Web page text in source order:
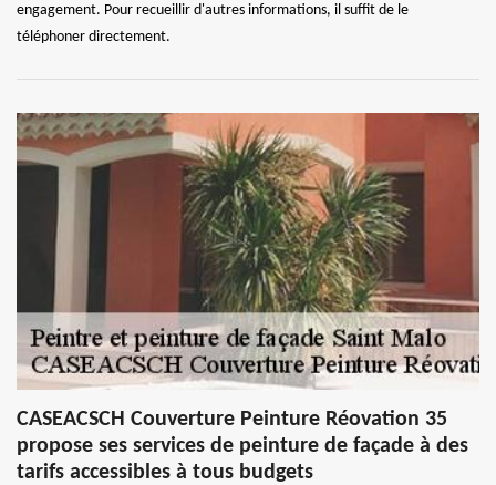
engagement. Pour recueillir d'autres informations, il suffit de le
téléphoner directement.
CASEACSCH Couverture Peinture Réovation 35
propose ses services de peinture de façade à des
tarifs accessibles à tous budgets